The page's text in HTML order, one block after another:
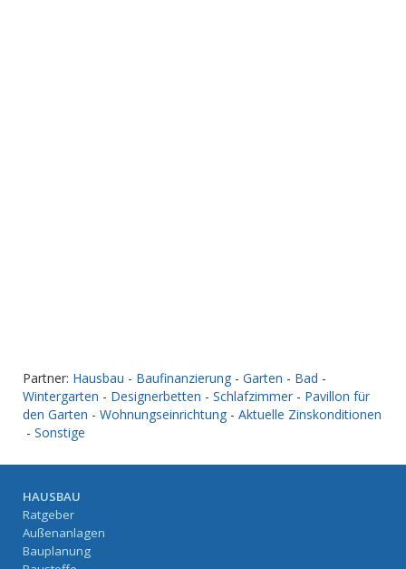
Partner: Hausbau - Baufinanzierung - Garten - Bad -
Wintergarten - Designerbetten - Schlafzimmer - Pavillon für
den Garten - Wohnungseinrichtung - Aktuelle Zinskonditionen
- Sonstige
HAUSBAU
Ratgeber
Außenanlagen
Bauplanung